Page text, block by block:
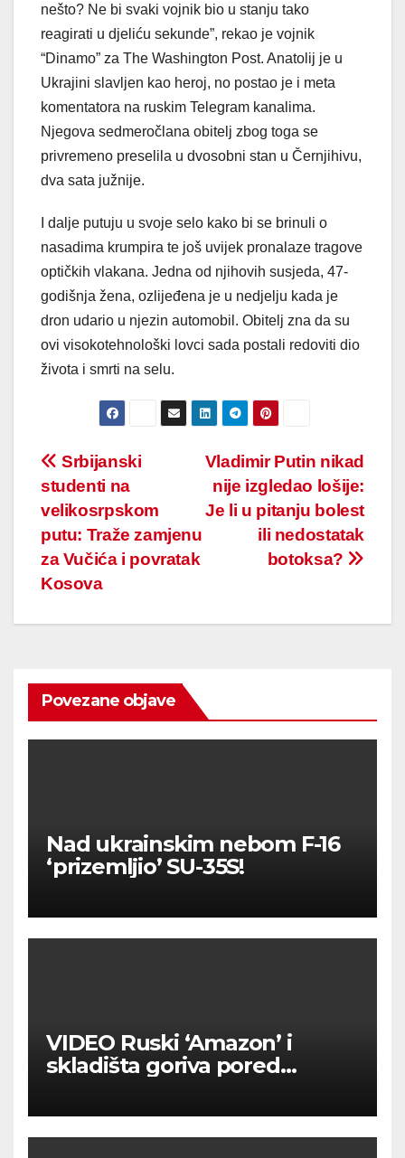
nešto? Ne bi svaki vojnik bio u stanju tako
reagirati u djeliću sekunde”, rekao je vojnik
“Dinamo” za The Washington Post. Anatolij je u
Ukrajini slavljen kao heroj, no postao je i meta
komentatora na ruskim Telegram kanalima.
Njegova sedmeročlana obitelj zbog toga se
privremeno preselila u dvosobni stan u Černjihivu,
dva sata južnije.
I dalje putuju u svoje selo kako bi se brinuli o
nasadima krumpira te još uvijek pronalaze tragove
optičkih vlakana. Jedna od njihovih susjeda, 47-
godišnja žena, ozlijeđena je u nedjelju kada je
dron udario u njezin automobil. Obitelj zna da su
ovi visokotehnološki lovci sada postali redoviti dio
života i smrti na selu.
Post
navigation
Vladimir Putin nikad
nije izgledao lošije:
Je li u pitanju bolest
ili nedostatak
botoksa?
Srbijanski
studenti na
velikosrpskom
putu: Traže zamjenu
za Vučića i povratak
Kosova
Povezane objave
Nad ukrainskim nebom F-16
‘prizemljio’ SU-35S!
VIDEO Ruski ‘Amazon’ i
skladišta goriva pored